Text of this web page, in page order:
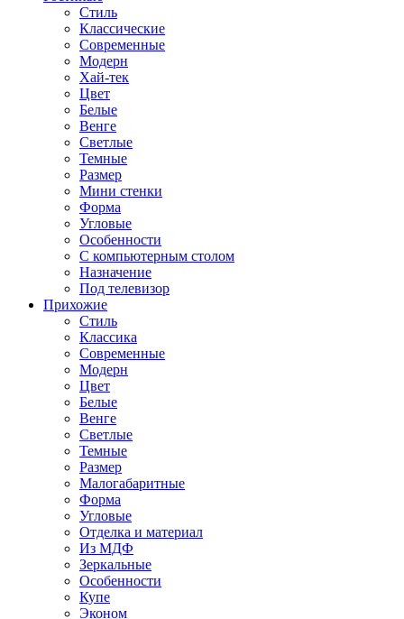
Стиль
Классические
Современные
Модерн
Хай-тек
Цвет
Белые
Венге
Светлые
Темные
Размер
Мини стенки
Форма
Угловые
Особенности
С компьютерным столом
Назначение
Под телевизор
Прихожие
Стиль
Классика
Современные
Модерн
Цвет
Белые
Венге
Светлые
Темные
Размер
Малогабаритные
Форма
Угловые
Отделка и материал
Из МДФ
Зеркальные
Особенности
Купе
Эконом